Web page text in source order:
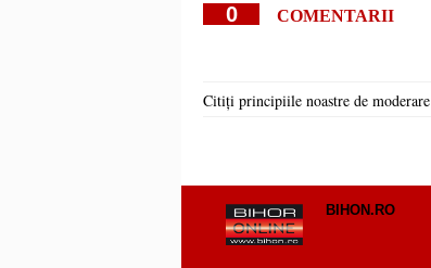
0 COMENTARII
Citiți principiile noastre de moderare
BIHON.RO